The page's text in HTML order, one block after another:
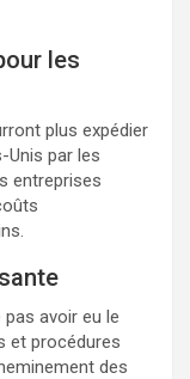
les
plus expédier
Unis par les
entreprises
avoir eu le
et procédures
des